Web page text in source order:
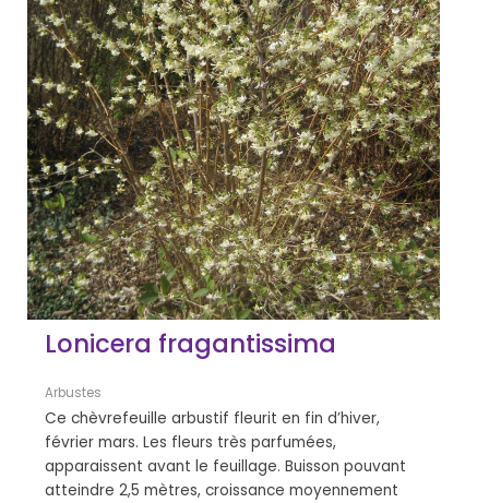
Lonicera fragantissima
Arbustes
Ce chèvrefeuille arbustif fleurit en fin d’hiver,
février mars. Les fleurs très parfumées,
apparaissent avant le feuillage. Buisson pouvant
atteindre 2,5 mètres, croissance moyennement